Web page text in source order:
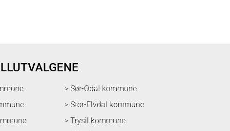
> Sør-Odal kommune
> Stor-Elvdal kommune
> Trysil kommune